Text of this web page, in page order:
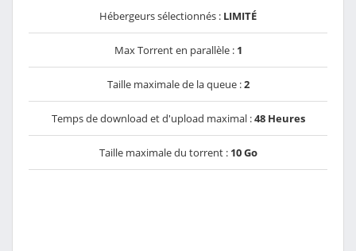
Hébergeurs sélectionnés : LIMITÉ
Max Torrent en parallèle : 1
Taille maximale de la queue :2
Temps de download et d'upload maximal :48 Heures
Taille maximale du torrent : 10 Go